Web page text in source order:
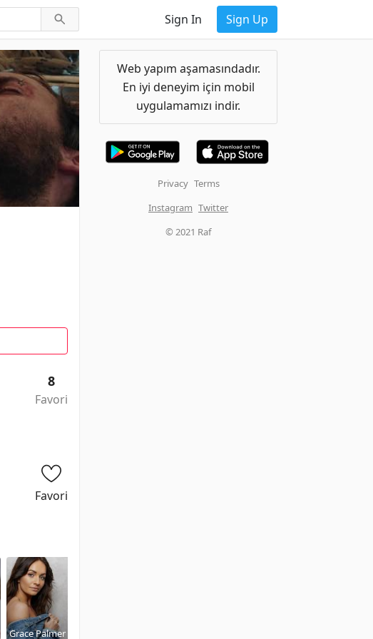
Sign In Sign Up
8
Favori
Favori
Grace Palmer
Web yapım aşamasındadır.
En iyi deneyim için mobil
uygulamamızı indir.
Privacy Terms
Instagram Twitter
© 2021 Raf